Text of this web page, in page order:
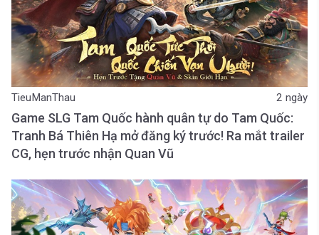
TieuManThau 2 ngày
Game SLG Tam Quốc hành quân tự do Tam Quốc:
Tranh Bá Thiên Hạ mở đăng ký trước! Ra mắt trailer
CG, hẹn trước nhận Quan Vũ